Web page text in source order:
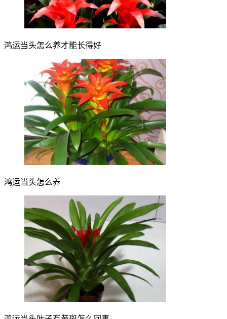
鸿运当头怎么养才能长得好
鸿运当头怎么养